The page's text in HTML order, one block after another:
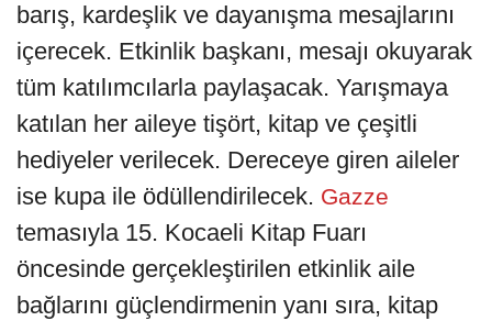
barış, kardeşlik ve dayanışma mesajlarını
içerecek. Etkinlik başkanı, mesajı okuyarak
tüm katılımcılarla paylaşacak. Yarışmaya
katılan her aileye tişört, kitap ve çeşitli
hediyeler verilecek. Dereceye giren aileler
ise kupa ile ödüllendirilecek. Gazze
temasıyla 15. Kocaeli Kitap Fuarı
öncesinde gerçekleştirilen etkinlik aile
bağlarını güçlendirmenin yanı sıra, kitap